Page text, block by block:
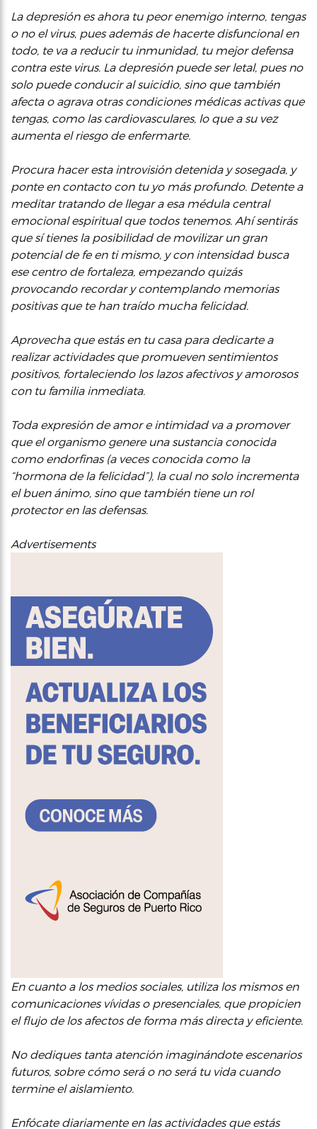
La depresión es ahora tu peor enemigo interno, tengas
o no el virus, pues además de hacerte disfuncional en
todo, te va a reducir tu inmunidad, tu mejor defensa
contra este virus. La depresión puede ser letal, pues no
solo puede conducir al suicidio, sino que también
afecta o agrava otras condiciones médicas activas que
tengas, como las cardiovasculares, lo que a su vez
aumenta el riesgo de enfermarte.
Procura hacer esta introvisión detenida y sosegada, y
ponte en contacto con tu yo más profundo. Detente a
meditar tratando de llegar a esa médula central
emocional espiritual que todos tenemos. Ahí sentirás
que sí tienes la posibilidad de movilizar un gran
potencial de fe en ti mismo, y con intensidad busca
ese centro de fortaleza, empezando quizás
provocando recordar y contemplando memorias
positivas que te han traído mucha felicidad.
Aprovecha que estás en tu casa para dedicarte a
realizar actividades que promueven sentimientos
positivos, fortaleciendo los lazos afectivos y amorosos
con tu familia inmediata.
Toda expresión de amor e intimidad va a promover
que el organismo genere una sustancia conocida
como endorfinas (a veces conocida como la
“hormona de la felicidad”), la cual no solo incrementa
el buen ánimo, sino que también tiene un rol
protector en las defensas.
Advertisements
En cuanto a los medios sociales, utiliza los mismos en
comunicaciones vívidas o presenciales, que propicien
el flujo de los afectos de forma más directa y eficiente.
No dediques tanta atención imaginándote escenarios
futuros, sobre cómo será o no será tu vida cuando
termine el aislamiento.
Enfócate diariamente en las actividades que estás